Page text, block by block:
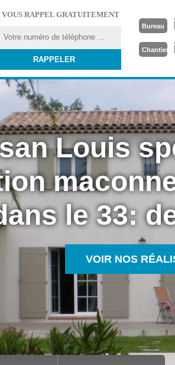
VOUS RAPPEL GRATUITEMENT
Bureau
Chantier
Louis
le 33:
VOIR NOS